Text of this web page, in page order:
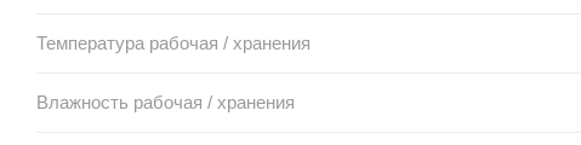
Температура рабочая / хранения
Влажность рабочая / хранения